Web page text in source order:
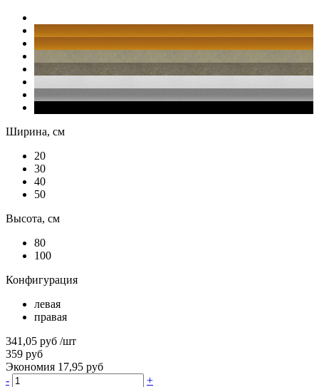
Ширина, см
20
30
40
50
Высота, см
80
100
Конфигурация
левая
правая
341,05 руб /шт
359 руб
Экономия 17,95 руб
-
+